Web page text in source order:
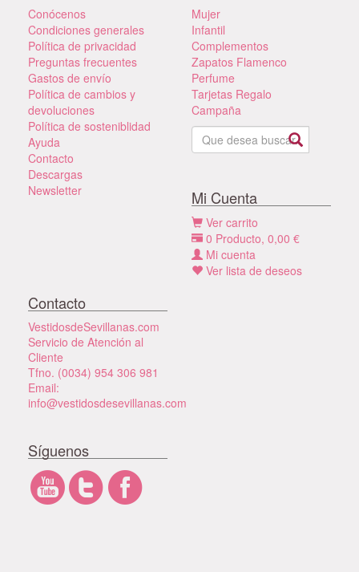
Conócenos
Condiciones generales
Política de privacidad
Preguntas frecuentes
Gastos de envío
Política de cambios y
devoluciones
Política de sosteniblidad
Ayuda
Contacto
Descargas
Newsletter
Mujer
Infantil
Complementos
Zapatos Flamenco
Perfume
Tarjetas Regalo
Campaña
Mi Cuenta
Ver carrito
0 Producto, 0,00 €
Mi cuenta
Ver lista de deseos
Contacto
VestidosdeSevillanas.com
Servicio de Atención al
Cliente
Tfno. (0034) 954 306 981
Email:
info@vestidosdesevillanas.com
Síguenos